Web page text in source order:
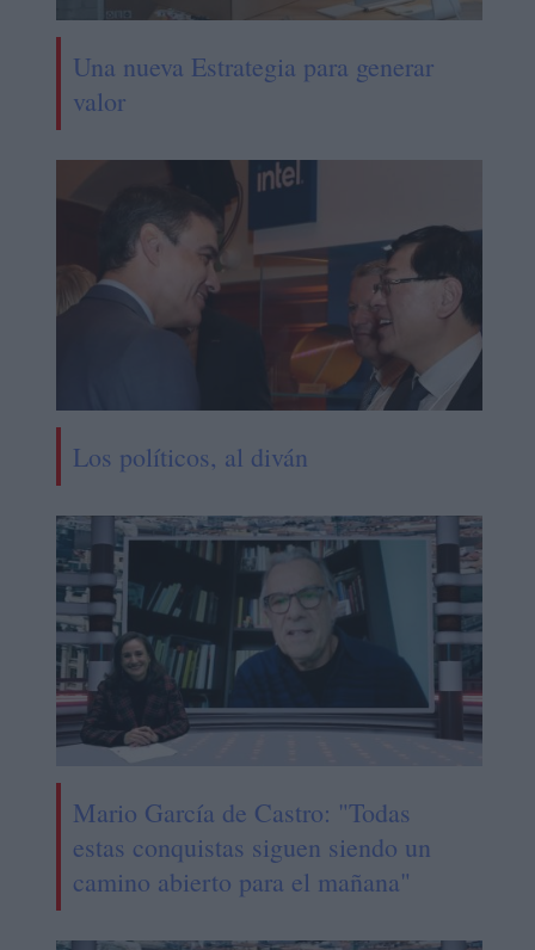
Una nueva Estrategia para generar
valor
Los políticos, al diván
Mario García de Castro: "Todas
estas conquistas siguen siendo un
camino abierto para el mañana"